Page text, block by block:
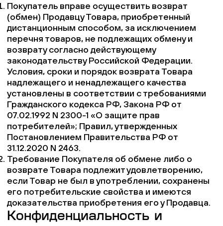
Покупатель вправе осуществить возврат
(обмен) Продавцу Товара, приобретенный
дистанционным способом, за исключением
перечня товаров, не подлежащих обмену и
возврату согласно действующему
законодательству Российской Федерации.
Условия, сроки и порядок возврата Товара
надлежащего и ненадлежащего качества
установлены в соответствии с требованиями
Гражданского кодекса РФ, Закона РФ от
07.02.1992 N 2300-1 «О защите прав
потребителей»; Правил, утвержденных
Постановлением Правительства РФ от
31.12.2020 N 2463.
Требование Покупателя об обмене либо о
возврате Товара подлежит удовлетворению,
если Товар не был в употреблении, сохранены
его потребительские свойства и имеются
доказательства приобретения его у Продавца.
Конфиденциальность и